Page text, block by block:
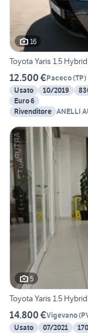
16
Toyota Yaris 1.5
12.500 €Paceco(TP)
Usato
10/2019
Euro 6
Rivenditore ANELLI
5
Toyota Yaris 1.5
14.800 €Vigevano(
Usato
07/2021